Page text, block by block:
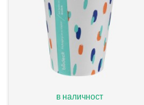
в наличност